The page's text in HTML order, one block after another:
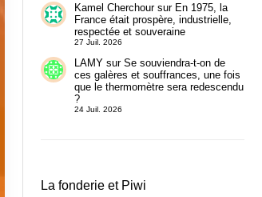
Kamel Cherchoursur En 1975, la
France était prospère, industrielle,
respectée et souveraine
27 Juil. 2026
LAMYsur Se souviendra-t-on de
ces galères et souffrances, une fois
que le thermomètre sera redescendu
?
24 Juil. 2026
La fonderie et Piwi